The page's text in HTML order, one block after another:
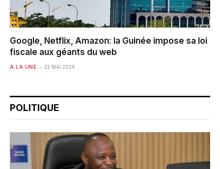
Google, Netflix, Amazon: la Guinée impose sa loi
fiscale aux géants du web
A LA UNE 22 MAI 2026
POLITIQUE